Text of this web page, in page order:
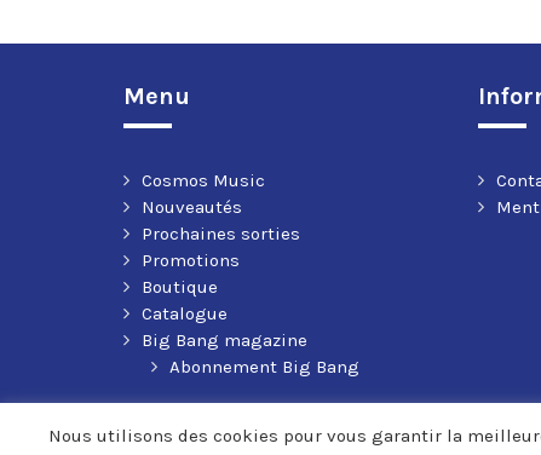
Menu
Cosmos Music
Nouveautés
Prochaines sorties
Promotions
Boutique
Catalogue
Big Bang magazine
Abonnement Big Bang
Nous utilisons des cookies pour vous garantir la